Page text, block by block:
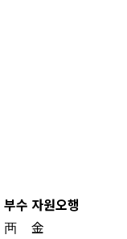
부수 자원오행
襾
金